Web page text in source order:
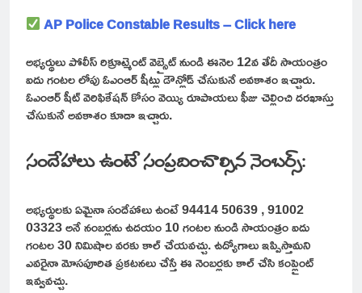
AP Police Constable Results – Click here
అభ్యర్థులు పోలీస్ రిక్రూట్మెంట్ వెబ్సైట్ నుండి ఈనెల 12వ తేదీ సాయంత్రం
ఐదు గంటల లోపు ఓఎంఆర్ షీట్లు డౌన్లోడ్ చేసుకునే అవకాశం ఇచ్చారు.
ఓఎంఆర్ షీట్ వెరిఫికేషన్ కోసం వెయ్యి రూపాయలు ఫీజు చెల్లించి దరఖాస్తు
చేసుకునే అవకాశం కూడా ఇచ్చారు.
సందేహాలు ఉంటే సంప్రదించాల్సిన నెంబర్స్:
అభ్యర్థులకు ఏమైనా సందేహాలు ఉంటే 94414 50639 , 91002
03323 అనే నంబర్లను ఉదయం 10 గంటల నుండి సాయంత్రం ఐదు
గంటల 30 నిమిషాల వరకు కాల్ చేయవచ్చు. ఉద్యోగాలు ఇప్పిస్తామని
ఎవరైనా మోసపూరిత ప్రకటనలు చేస్తే ఈ నెంబర్లకు కాల్ చేసి కంప్లైంట్
ఇవ్వవచ్చు.